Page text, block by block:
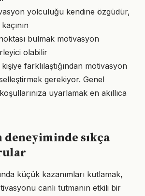
yolculuğu kendine özgüdür,
bulmak motivasyon
olabilir
farklılaştığından motivasyon
gerekiyor. Genel
uyarlamak en akıllıca
deneyiminde sıkça
küçük kazanımları kutlamak,
canlı tutmanın etkili bir